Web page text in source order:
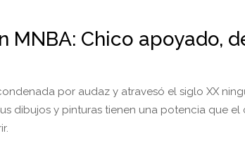
MNBA: Chico apoyado,
por audaz y atravesó el siglo XX
dibujos y pinturas tienen una potencia que